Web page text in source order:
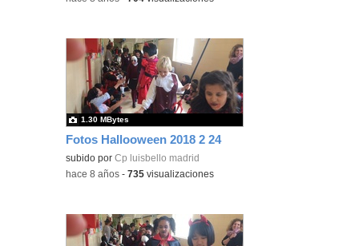
Fotos Hallooween 2018 2 24
subido porCp luisbello madrid
1.30 MBytes
-hace 8 años -735 visualizaciones